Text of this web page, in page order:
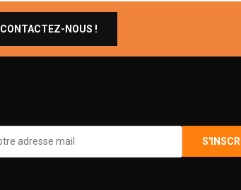
CONTACTEZ-NOUS !